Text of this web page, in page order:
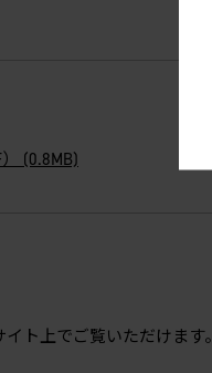
(0.8MB)
ト上でご覧いただけます。